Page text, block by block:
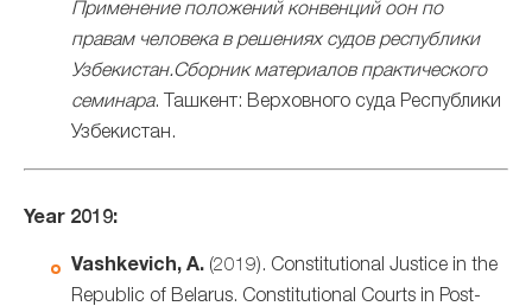
Применение положений конвенций оон по
правам человека в решениях судов республики
Узбекистан.Сборник материалов практического
семинара. Ташкент: Верховного суда Республики
Узбекистан.
Year 2019:
Vashkevich, A. (2019). Constitutional Justice in the
Republic of Belarus. Constitutional Courts in Post-